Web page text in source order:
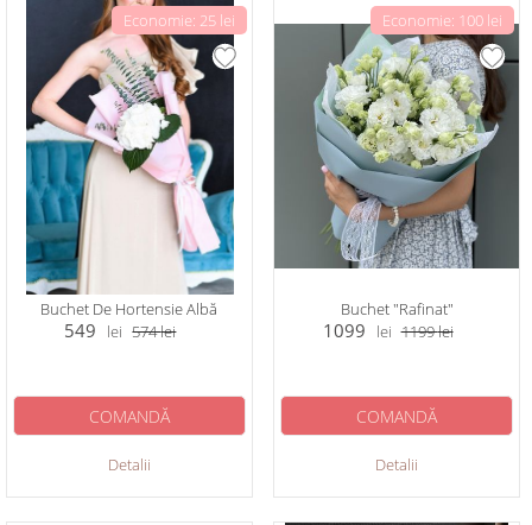
Economie: 25 lei
Buchet De Hortensie Albă
549 lei 574lei
Detalii
COMANDĂ
Economie: 100 lei
Buchet "Rafinat"
1099 lei 1199lei
Detalii
COMANDĂ